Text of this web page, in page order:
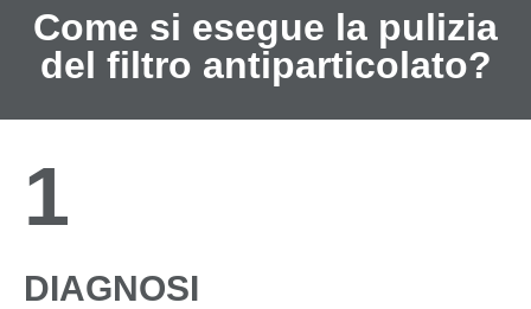
Come si esegue la pulizia
del filtro antiparticolato?
1
DIAGNOSI